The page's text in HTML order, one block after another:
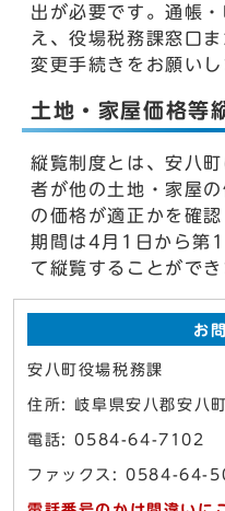
出が必要です。通帳
え、役場税務課窓口
変更手続きをお願いし
土地・家屋価格等
縦覧制度とは、安八
者が他の土地・家屋
の価格が適正かを確
期間は4月1日から第
て縦覧することができ
お
安八町役場税務課
住所: 岐阜県安八郡安八
電話: 0584-64-7102
ファックス: 0584-64-